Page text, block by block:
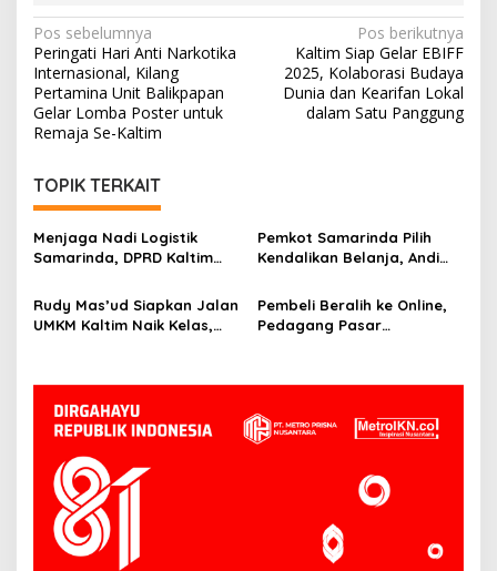
Navigasi
pos
Pos sebelumnya
Peringati Hari Anti Narkotika
Internasional, Kilang
Pertamina Unit Balikpapan
Gelar Lomba Poster untuk
Remaja Se-Kaltim
Pos berikutnya
Kaltim Siap Gelar EBIFF
2025, Kolaborasi Budaya
Dunia dan Kearifan Lokal
dalam Satu Panggung
TOPIK TERKAIT
Menjaga Nadi Logistik
Samarinda, DPRD Kaltim
Mahulu
Pemkot Samarinda Pilih
Kendalikan Belanja, Andi
Penting daripada Berutang
Rudy Mas’ud Siapkan Jalan
UMKM Kaltim Naik Kelas,
Pembeli Beralih ke Online,
Pedagang Pasar